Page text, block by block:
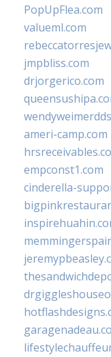
PopUpFlea.com
valueml.com
jmpbliss.com
drjorgerico.com
ameri-camp.com
empconst1.com
cinderella-